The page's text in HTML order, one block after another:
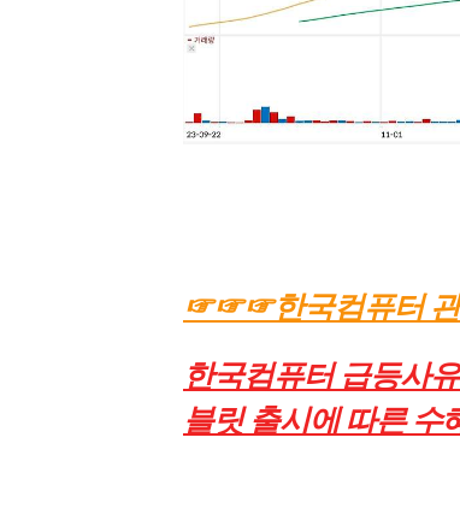
☞☞☞한국컴퓨터
한국컴퓨터 급등사
블릿 출시에 따른 수